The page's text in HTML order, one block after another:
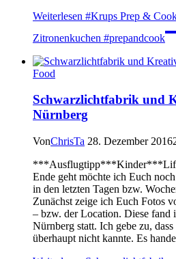
Weiterlesen #Krups Prep &
Zitronenkuchen #prepandcook
Food
Schwarzlichtfabrik und
Nürnberg
VonChrisTa 28. Dezember 2016
Ende geht möchte ich Euch
in den letzten Tagen bzw.
Zunächst zeige ich Euch Fotos
– bzw. der Location. Diese
Nürnberg statt. Ich gebe zu,
überhaupt nicht kannte. Es